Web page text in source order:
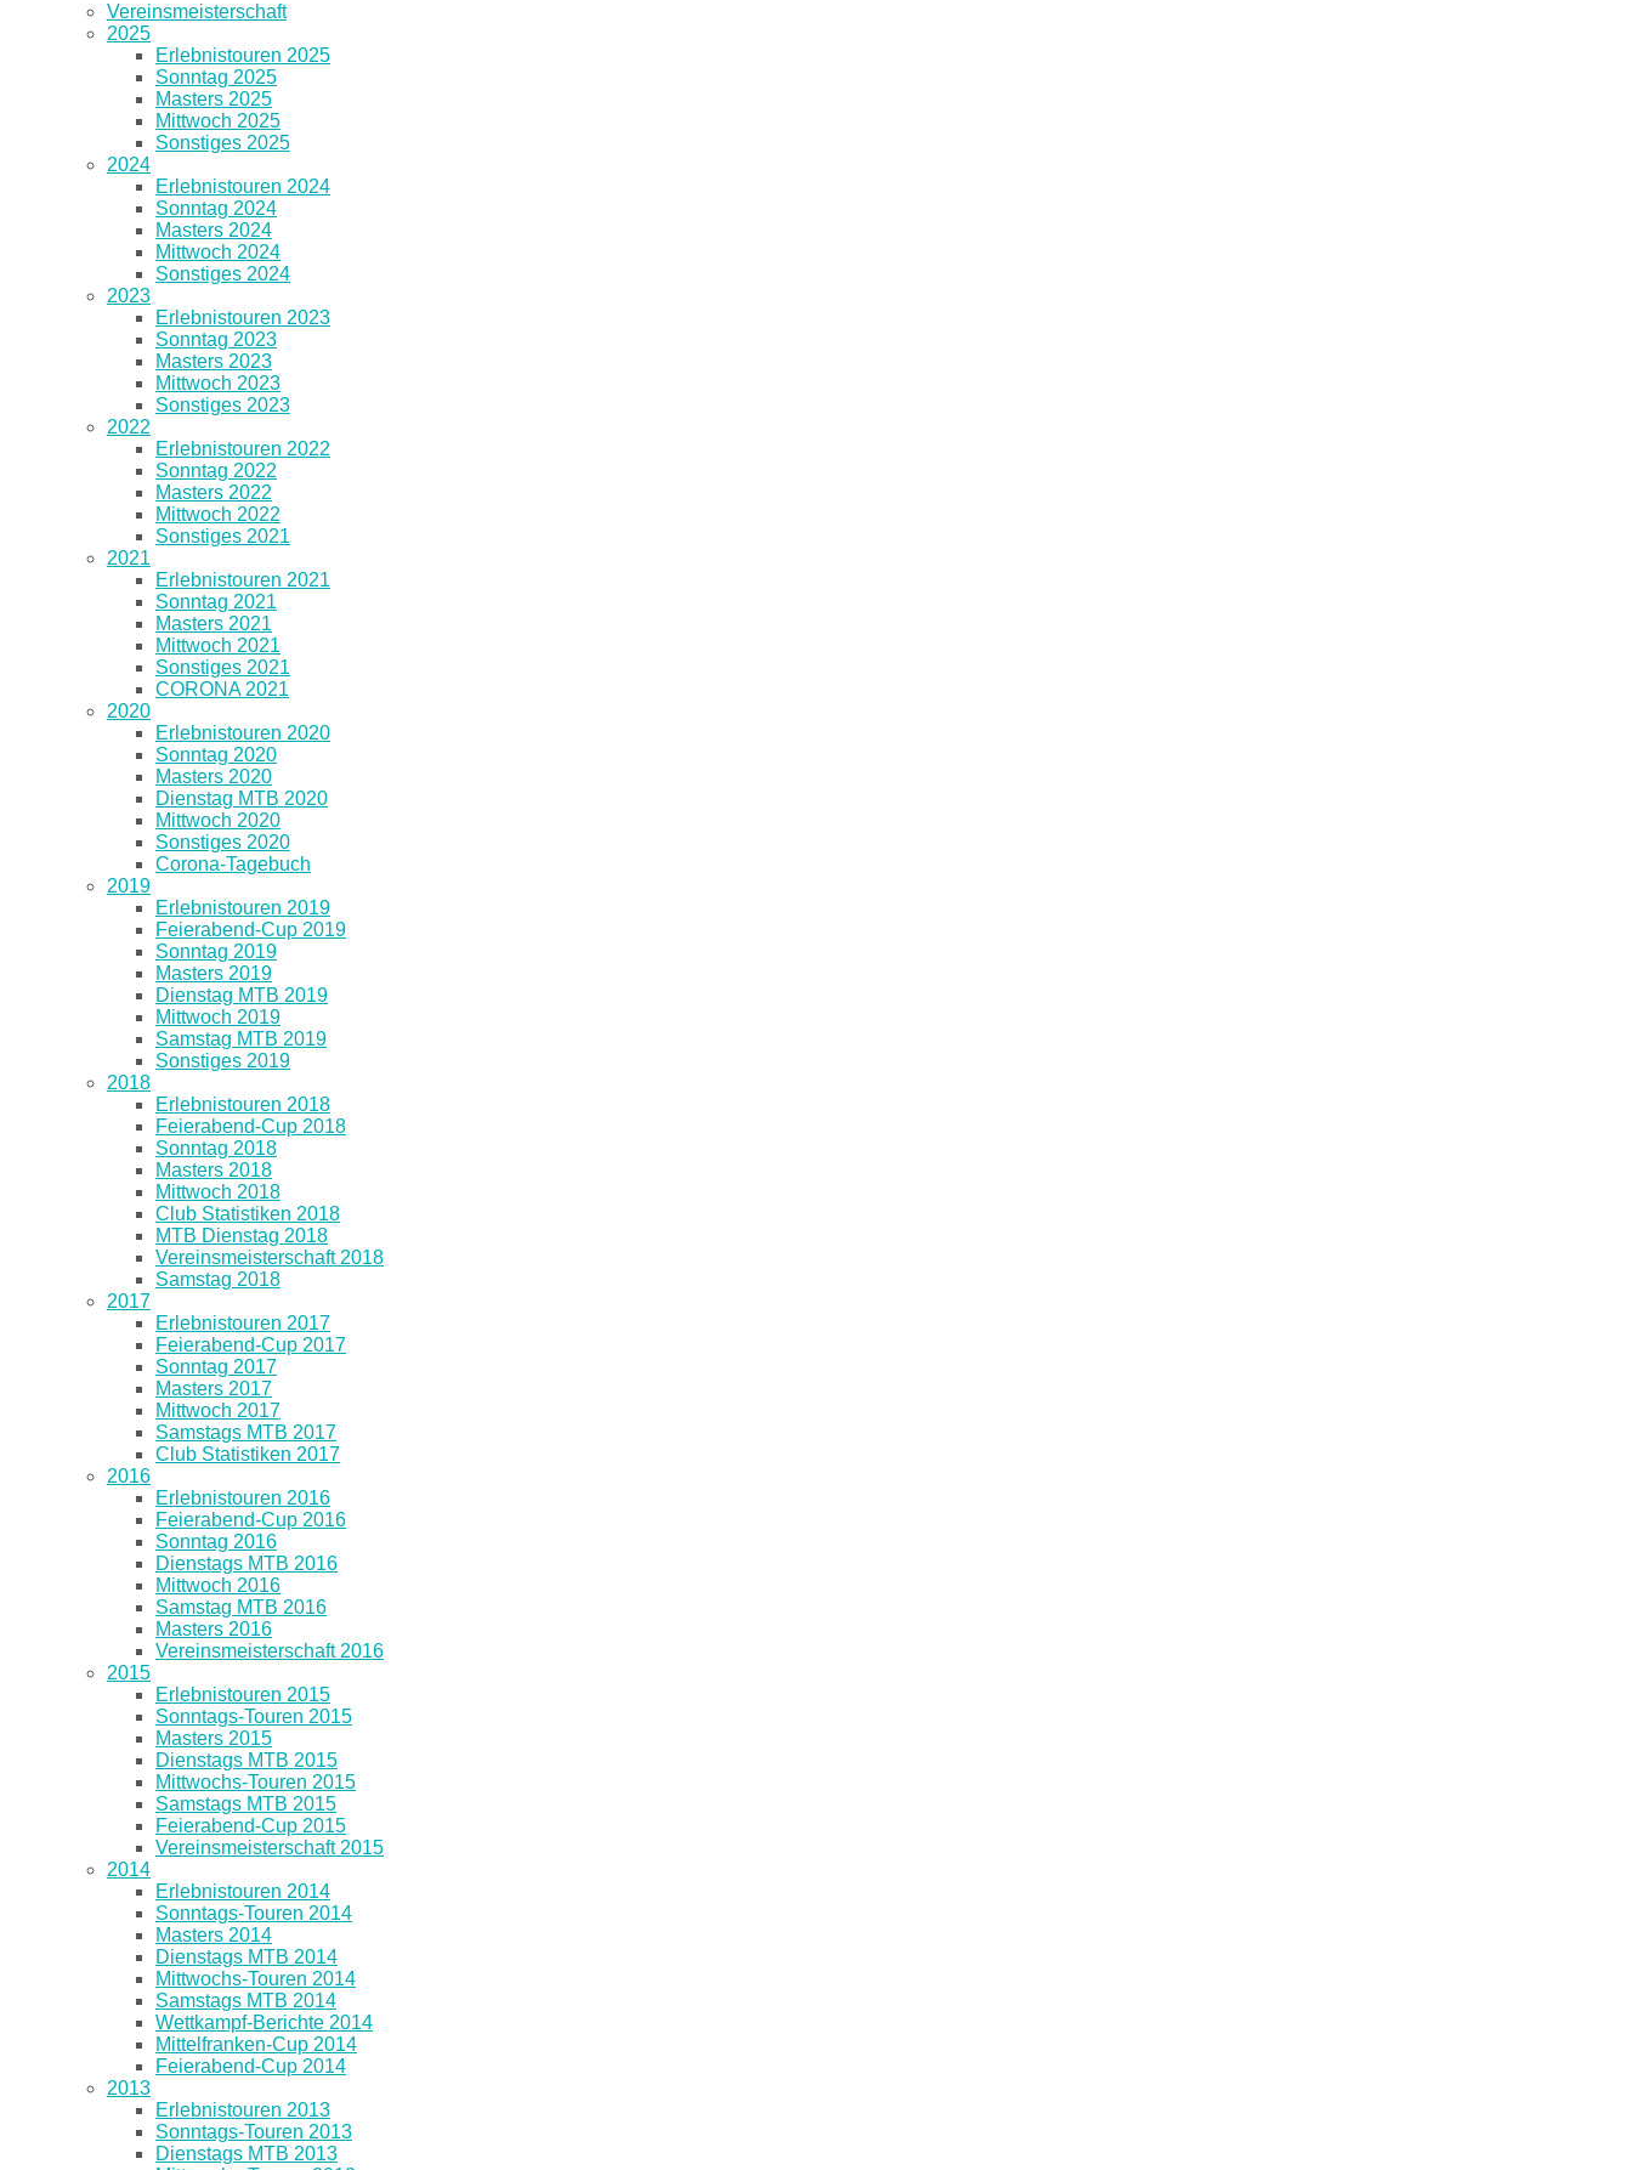
Vereinsmeisterschaft
2025
Erlebnistouren 2025
Sonntag 2025
Masters 2025
Mittwoch 2025
Sonstiges 2025
2024
Erlebnistouren 2024
Sonntag 2024
Masters 2024
Mittwoch 2024
Sonstiges 2024
2023
Erlebnistouren 2023
Sonntag 2023
Masters 2023
Mittwoch 2023
Sonstiges 2023
2022
Erlebnistouren 2022
Sonntag 2022
Masters 2022
Mittwoch 2022
Sonstiges 2021
2021
Erlebnistouren 2021
Sonntag 2021
Masters 2021
Mittwoch 2021
Sonstiges 2021
CORONA 2021
2020
Erlebnistouren 2020
Sonntag 2020
Masters 2020
Dienstag MTB 2020
Mittwoch 2020
Sonstiges 2020
Corona-Tagebuch
2019
Erlebnistouren 2019
Feierabend-Cup 2019
Sonntag 2019
Masters 2019
Dienstag MTB 2019
Mittwoch 2019
Samstag MTB 2019
Sonstiges 2019
2018
Erlebnistouren 2018
Feierabend-Cup 2018
Sonntag 2018
Masters 2018
Mittwoch 2018
Club Statistiken 2018
MTB Dienstag 2018
Vereinsmeisterschaft 2018
Samstag 2018
2017
Erlebnistouren 2017
Feierabend-Cup 2017
Sonntag 2017
Masters 2017
Mittwoch 2017
Samstags MTB 2017
Club Statistiken 2017
2016
Erlebnistouren 2016
Feierabend-Cup 2016
Sonntag 2016
Dienstags MTB 2016
Mittwoch 2016
Samstag MTB 2016
Masters 2016
Vereinsmeisterschaft 2016
2015
Erlebnistouren 2015
Sonntags-Touren 2015
Masters 2015
Dienstags MTB 2015
Mittwochs-Touren 2015
Samstags MTB 2015
Feierabend-Cup 2015
Vereinsmeisterschaft 2015
2014
Erlebnistouren 2014
Sonntags-Touren 2014
Masters 2014
Dienstags MTB 2014
Mittwochs-Touren 2014
Samstags MTB 2014
Wettkampf-Berichte 2014
Mittelfranken-Cup 2014
Feierabend-Cup 2014
2013
Erlebnistouren 2013
Sonntags-Touren 2013
Dienstags MTB 2013